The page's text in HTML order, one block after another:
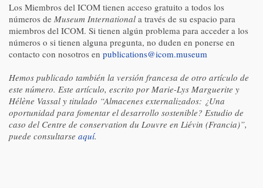
Los Miembros del ICOM tienen acceso gratuito a todos los
números de Museum International a través de su espacio para
miembros del ICOM. Si tienen algún problema para acceder a los
números o si tienen alguna pregunta, no duden en ponerse en
contacto con nosotros en publications@icom.museum
Hemos publicado también la versión francesa de otro artículo de
este número. Este artículo, escrito por Marie-Lys Marguerite y
Hélène Vassal y titulado “Almacenes externalizados: ¿Una
oportunidad para fomentar el desarrollo sostenible? Estudio de
caso del Centre de conservation du Louvre en Liévin (Francia)”,
puede consultarse aquí.